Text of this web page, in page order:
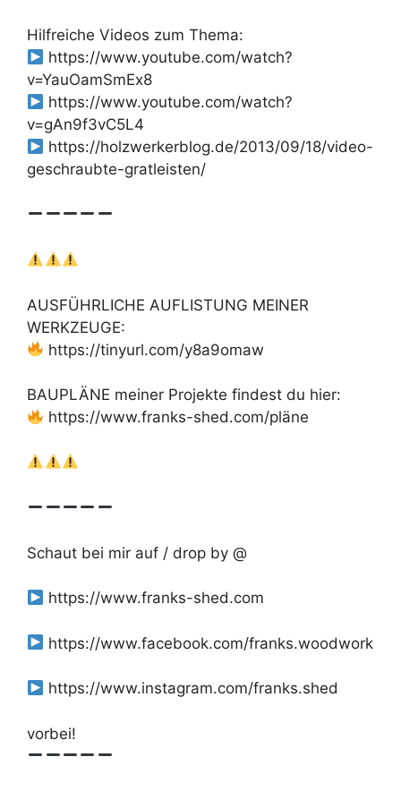
Hilfreiche Videos zum Thema:
https://www.youtube.com/watch?
v=YauOamSmEx8
https://www.youtube.com/watch?
v=gAn9f3vC5L4
https://holzwerkerblog.de/2013/09/18/video-
geschraubte-gratleisten/
AUSFÜHRLICHE AUFLISTUNG MEINER
WERKZEUGE:
https://tinyurl.com/y8a9omaw
BAUPLÄNE meiner Projekte findest du hier:
https://www.franks-shed.com/pläne
Schaut bei mir auf / drop by @
https://www.franks-shed.com
https://www.facebook.com/franks.woodwork
https://www.instagram.com/franks.shed
vorbei!